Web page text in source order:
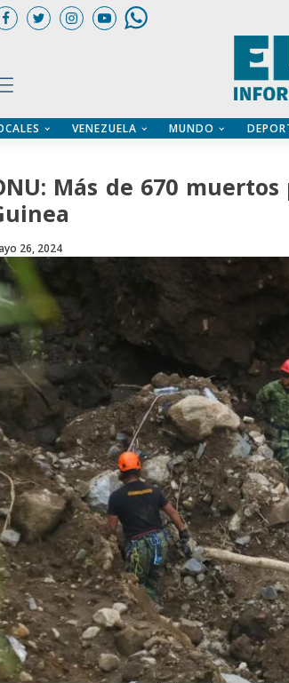
VENEZUELA MUNDO
Más de 670
26, 2024